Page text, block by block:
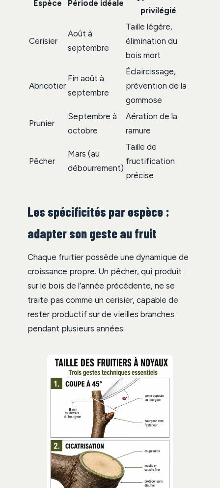
Espèce Période idéale
privilégié
Cerisier
Août à
septembre
Taille légère,
élimination du
bois mort
Abricotier
Fin août à
septembre
Éclaircissage,
prévention de la
gommose
Prunier
Septembre à
octobre
Aération de la
ramure
Pêcher
Mars (au
débourrement)
Taille de
fructification
précise
Les spécificités par espèce :
adapter son geste au fruit
Chaque fruitier possède une dynamique de
croissance propre. Un pêcher, qui produit
sur le bois de l’année précédente, ne se
traite pas comme un cerisier, capable de
rester productif sur de vieilles branches
pendant plusieurs années.